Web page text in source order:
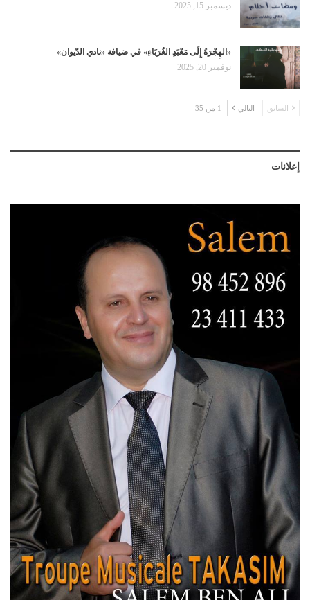
ديسمبر 15, 2025
«الهِجْرَةُ إِلَى مَعْبَدِ الغُرَبَاءِ» في ضيافة «نادي الدّيوان»
نوفمبر 20, 2025
السابق التالي 1 من 35
إعلانات